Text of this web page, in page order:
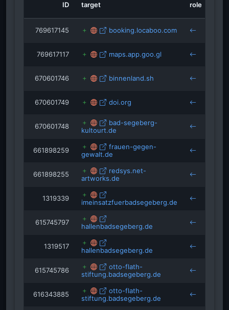
datenschutzexperten.de
ID target role
769617145 booking.locaboo.com
769617117 maps.app.goo.gl
670601746 binnenland.sh
670601749 doi.org
670601748
bad-segeberg-
kultourt.de
661898259
frauen-gegen-
gewalt.de
661898255
redsys.net-
artworks.de
1319339 imeinsatzfuerbadsegeberg.de
615745797 hallenbadsegeberg.de
1319517 hallenbadsegeberg.de
615745786
otto-flath-
stiftung.badsegeberg.de
616343885
otto-flath-
stiftung.badsegeberg.de